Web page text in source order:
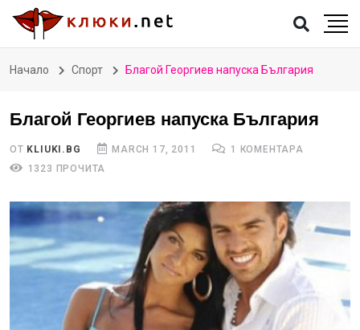
Начало Спорт Благой Георгиев напуска България
Благой Георгиев напуска България
ОТ KLIUKI.BG MARCH 17, 2011
1 КОМЕНТАРА
1323 ПРОЧИТА